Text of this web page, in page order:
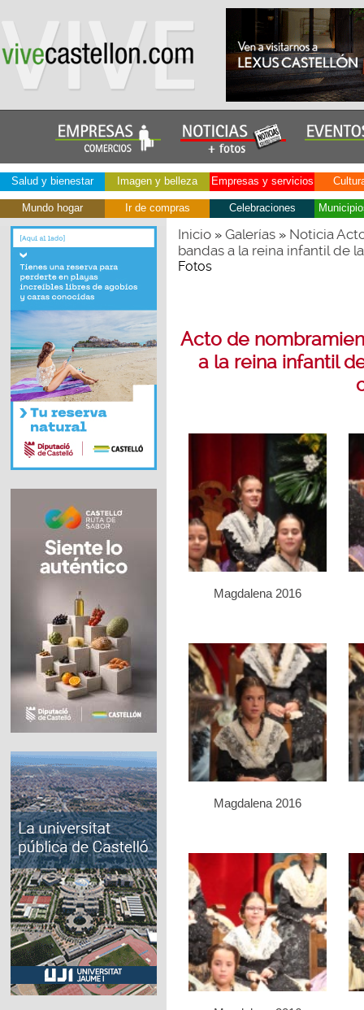
Salud y bienestar Imagen y belleza Empresas y servicios
Mundo hogar Ir de compras Celebraciones
Inicio» Galerías» Noticia
bandas a la reina infantil de
Fotos
Acto de
a la reina infantil
Magdalena 2016
Magdalena 2016